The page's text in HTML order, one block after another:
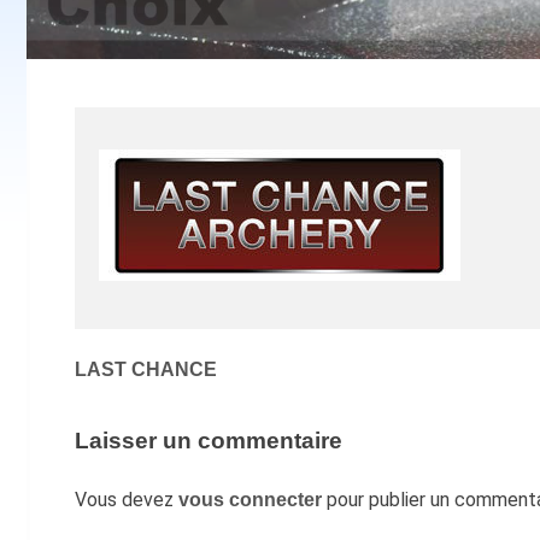
Navigation
l’article
LAST CHANCE
Laisser un commentaire
Vous devez vous connecter pour publier un